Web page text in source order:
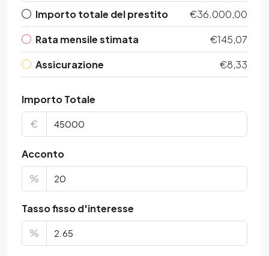
Importo totale del prestito
€36.000,00
Rata mensile stimata
€145,07
Assicurazione
€8,33
Importo Totale
€
Acconto
%
Tasso fisso d'interesse
%